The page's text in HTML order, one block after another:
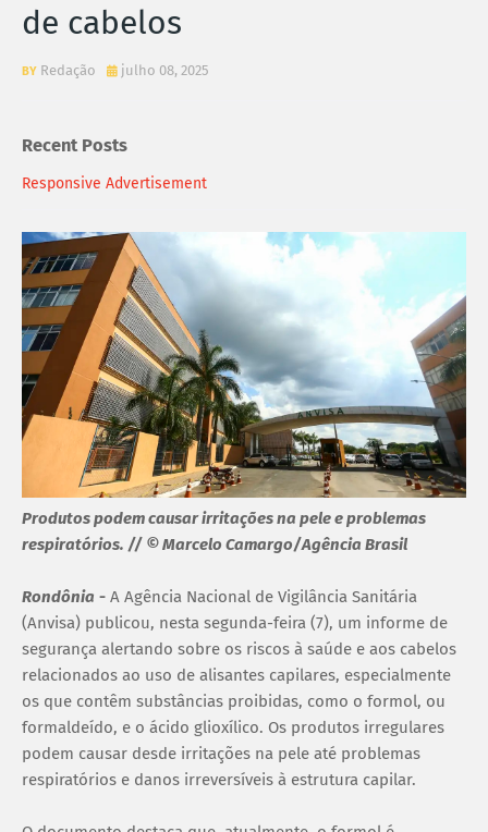
de cabelos
Redação julho 08, 2025
Recent Posts
Responsive Advertisement
Produtos podem causar irritações na pele e problemas
respiratórios. // © Marcelo Camargo/Agência Brasil
Rondônia - A Agência Nacional de Vigilância Sanitária
(Anvisa) publicou, nesta segunda-feira (7), um informe de
segurança alertando sobre os riscos à saúde e aos cabelos
relacionados ao uso de alisantes capilares, especialmente
os que contêm substâncias proibidas, como o formol, ou
formaldeído, e o ácido glioxílico. Os produtos irregulares
podem causar desde irritações na pele até problemas
respiratórios e danos irreversíveis à estrutura capilar.